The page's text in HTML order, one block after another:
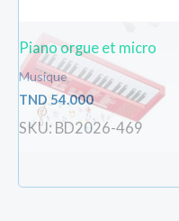
Piano orgue et micro
Musique
TND 54.000
SKU: BD2026-469